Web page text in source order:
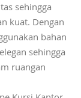
sehingga
kuat. Dengan
bahan
sehingga
ruangan